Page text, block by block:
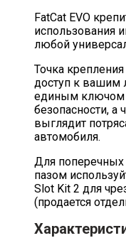
FatCat EVO
использования
любой
Точка
доступ к вашим
единым ключом
безопасности, а
выглядит
автомобиля.
Для
пазом
Slot Kit 2 для
(продается